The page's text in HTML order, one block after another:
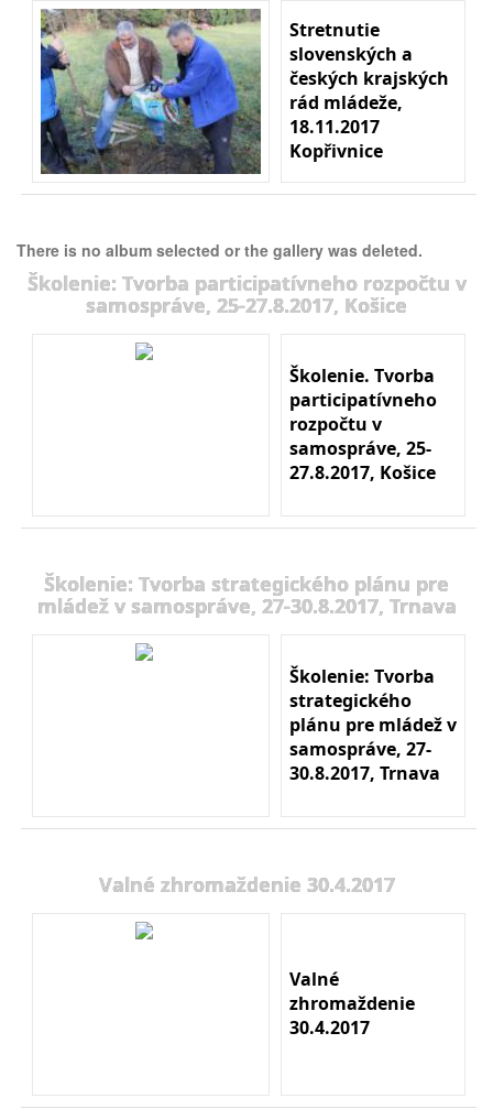
Stretnutie
slovenských a
českých krajských
rád mládeže,
18.11.2017
Kopřivnice
There is no album selected or the gallery was deleted.
Školenie: Tvorba participatívneho rozpočtu v
samospráve, 25-27.8.2017, Košice
Školenie. Tvorba
participatívneho
rozpočtu v
samospráve, 25-
27.8.2017, Košice
Školenie: Tvorba strategického plánu pre
mládež v samospráve, 27-30.8.2017, Trnava
Školenie: Tvorba
strategického
plánu pre mládež v
samospráve, 27-
30.8.2017, Trnava
Valné zhromaždenie 30.4.2017
Valné
zhromaždenie
30.4.2017